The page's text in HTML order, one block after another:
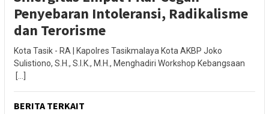
Penyebaran Intoleransi, Radikalisme
dan Terorisme
Kota Tasik - RA | Kapolres Tasikmalaya Kota AKBP Joko
Sulistiono, S.H., S.I.K., M.H., Menghadiri Workshop Kebangsaan
[…]
BERITA TERKAIT